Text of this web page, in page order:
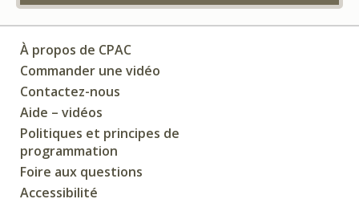
À propos de CPAC
Commander une vidéo
Contactez-nous
Aide – vidéos
Politiques et principes de
programmation
Foire aux questions
Accessibilité